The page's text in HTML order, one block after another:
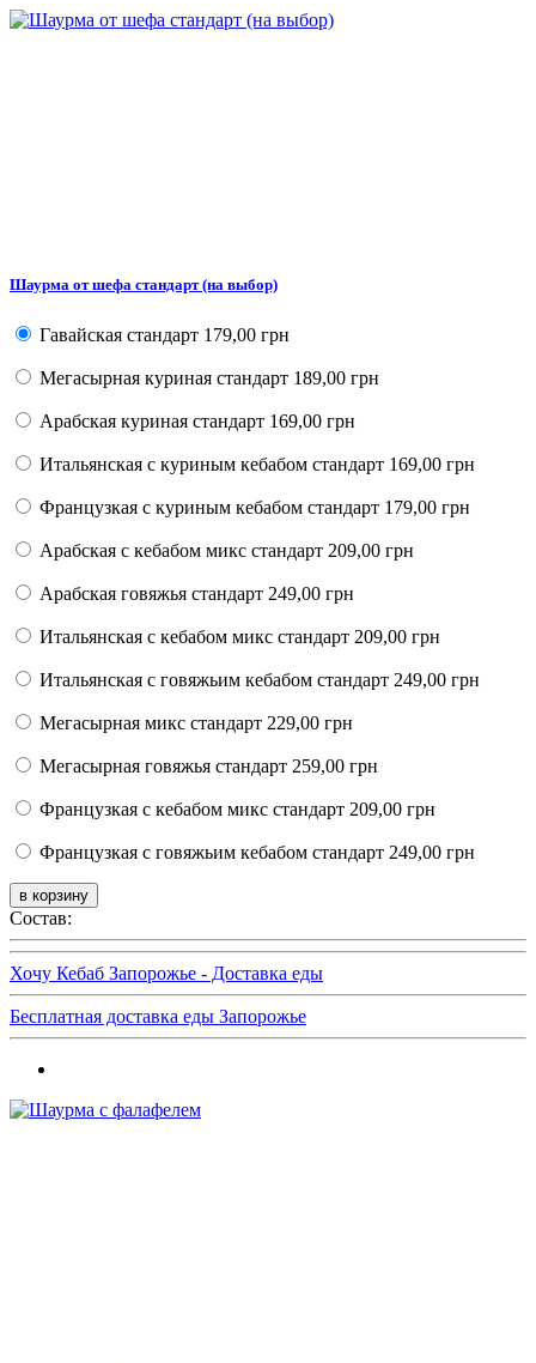
Шаурма от шефа стандарт (на выбор)
Гавайская стандарт 179,00 грн
Мегасырная куриная стандарт 189,00 грн
Арабская куриная стандарт 169,00 грн
Итальянская с куриным кебабом стандарт 169,00 грн
Французкая с куриным кебабом стандарт 179,00 грн
Арабская с кебабом микс стандарт 209,00 грн
Арабская говяжья стандарт 249,00 грн
Итальянская с кебабом микс стандарт 209,00 грн
Итальянская с говяжьим кебабом стандарт 249,00 грн
Мегасырная микс стандарт 229,00 грн
Мегасырная говяжья стандарт 259,00 грн
Французкая с кебабом микс стандарт 209,00 грн
Французкая с говяжьим кебабом стандарт 249,00 грн
Состав:
Хочу Кебаб Запорожье - Доставка еды
Бесплатная доставка еды Запорожье